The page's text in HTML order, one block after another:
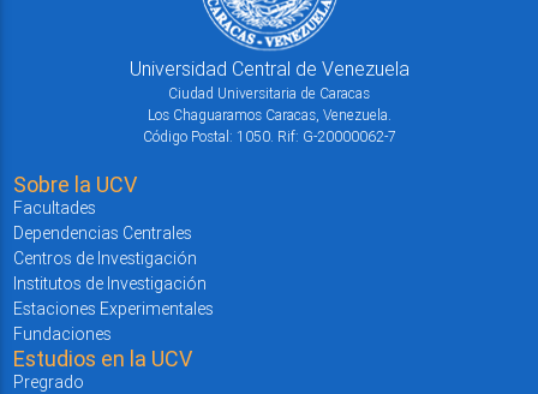
Universidad Central de Venezuela
Ciudad Universitaria de Caracas
Los Chaguaramos Caracas, Venezuela.
Código Postal: 1050. Rif: G-20000062-7
Sobre la UCV
Facultades
Dependencias Centrales
Centros de Investigación
Institutos de Investigación
Estaciones Experimentales
Fundaciones
Estudios en la UCV
Pregrado